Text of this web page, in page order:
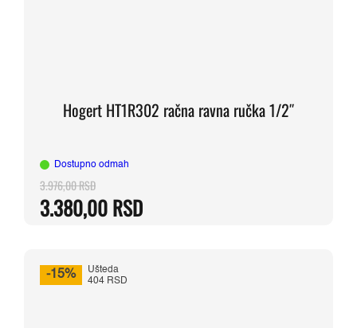
Hogert HT1R302 račna ravna ručka 1/2″
Dostupno odmah
3.976,00RSDOriginalna
cena
3.976,00 RSD.
3.380,00RSD
Trenutna
cena
-15%
Ušteda
404 RSD